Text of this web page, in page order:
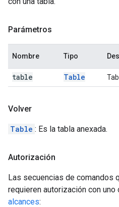
Parámetros
Nombre Tipo
table Table
Volver
Table : Es la tabla anexada.
Autorización
Las secuencias de comandos
requieren autorización con
alcances: